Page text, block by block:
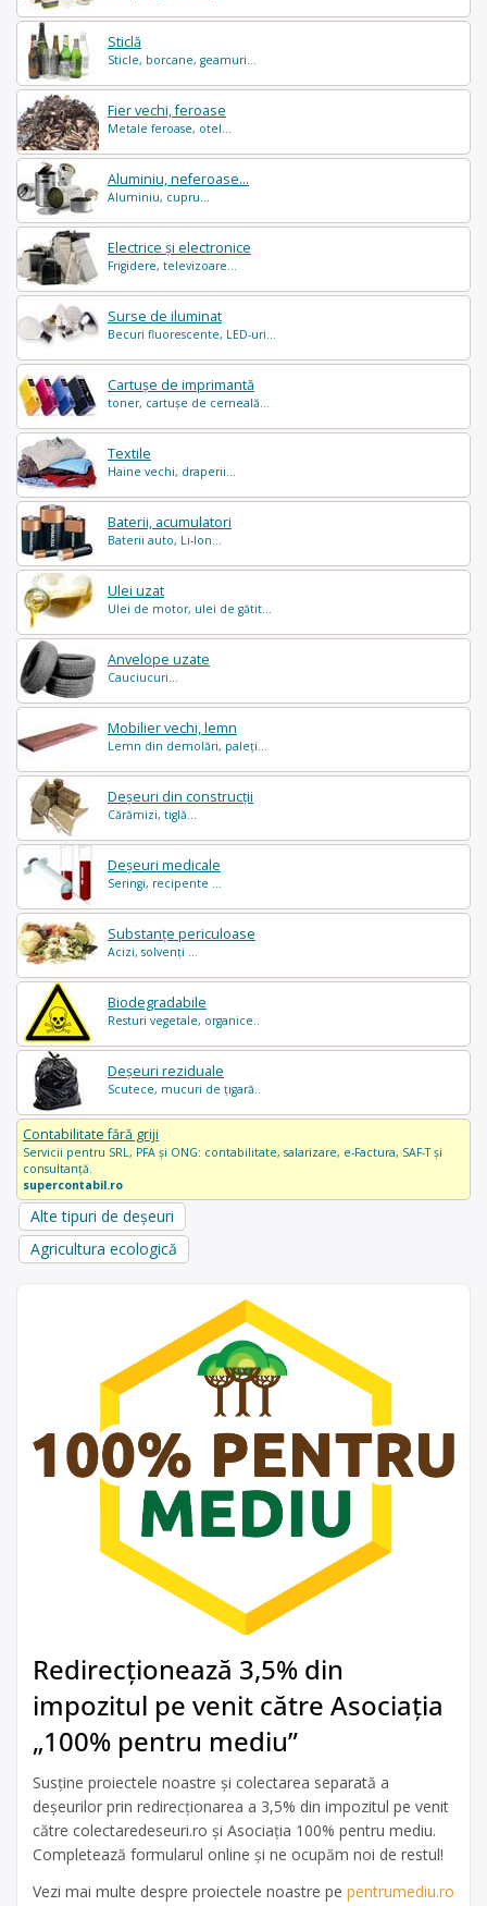
Sticlă
Sticle, borcane, geamuri...
Fier vechi, feroase
Metale feroase, otel...
Aluminiu, neferoase...
Aluminiu, cupru...
Electrice și electronice
Frigidere, televizoare...
Surse de iluminat
Becuri fluorescente, LED-uri...
Cartușe de imprimantă
toner, cartușe de cerneală...
Textile
Haine vechi, draperii...
Baterii, acumulatori
Baterii auto, Li-Ion...
Ulei uzat
Ulei de motor, ulei de gătit...
Anvelope uzate
Cauciucuri...
Mobilier vechi, lemn
Lemn din demolări, paleți...
Deșeuri din construcții
Cărămizi, tiglă...
Deșeuri medicale
Seringi, recipente ...
Substanțe periculoase
Acizi, solvenți ...
Biodegradabile
Resturi vegetale, organice..
Deșeuri reziduale
Scutece, mucuri de țigară..
Contabilitate fără griji
Servicii pentru SRL, PFA și ONG: contabilitate, salarizare, e-Factura, SAF-T și
consultanță.
supercontabil.ro
Alte tipuri de deșeuri
Agricultura ecologică
Redirecționează 3,5% din
impozitul pe venit către Asociația
„100% pentru mediu”
Susține proiectele noastre și colectarea separată a
deșeurilor prin redirecționarea a 3,5% din impozitul pe venit
către colectaredeseuri.ro și Asociația 100% pentru mediu.
Completează formularul online și ne ocupăm noi de restul!
Vezi mai multe despre proiectele noastre pe pentrumediu.ro